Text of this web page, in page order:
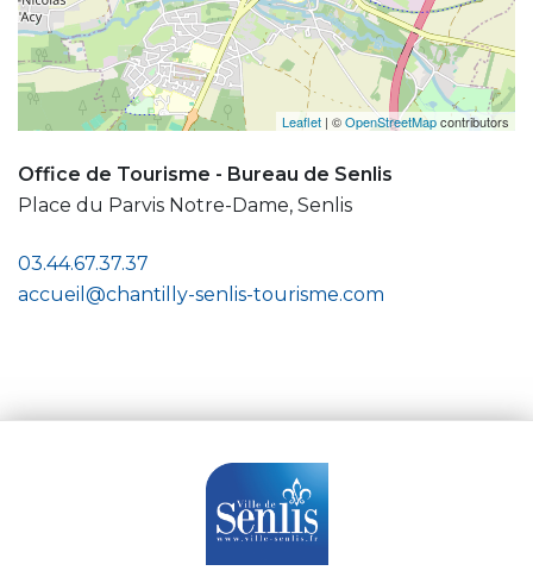
Leaflet | ©OpenStreetMapcontributors
Office de Tourisme - Bureau de Senlis
Place du Parvis Notre-Dame, Senlis
03.44.67.37.37
accueil@chantilly-senlis-tourisme.com